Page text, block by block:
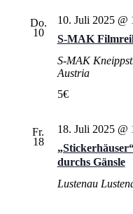
Do.
10
S‑MAK
10. Juli 2025 @
S-MAK
Austria
5€
Fr.
18
durchs Gänsle
18. Juli 2025 @
Lustenau